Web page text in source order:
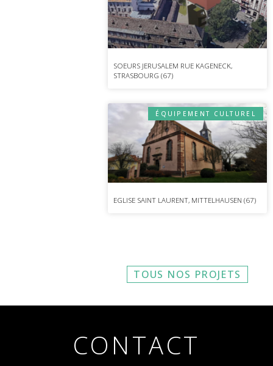
SOEURS JERUSALEM RUE KAGENECK,
STRASBOURG (67)
ÉQUIPEMENT CULTUREL
EGLISE SAINT LAURENT, MITTELHAUSEN (67)
TOUS NOS PROJETS
CONTACT